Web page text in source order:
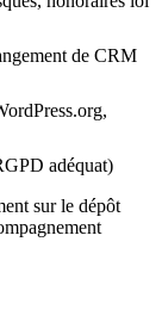
de CRM
adéquat)
sur le dépôt